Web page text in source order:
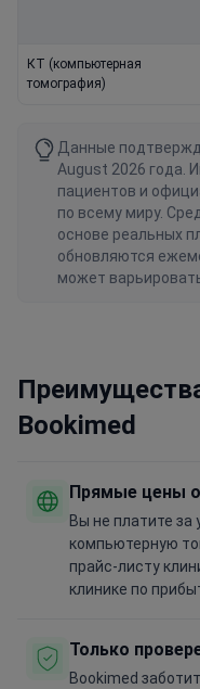
КТ (компьютерная
томография)
Данные
August 2026 года.
пациентов и
по всему миру.
основе реальных
обновляются
может
Bookimed
Прямые цены
Вы не платите за
компьютерную
прайс-листу
клинике по
Только
Bookimed